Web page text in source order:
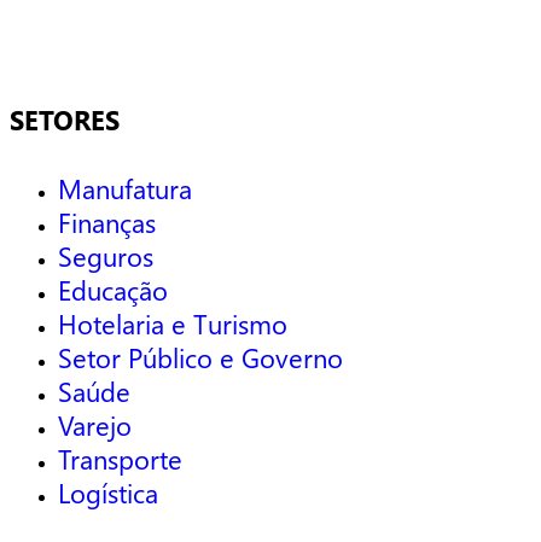
SETORES
Manufatura
Finanças
Seguros
Educação
Hotelaria e Turismo
Setor Público e Governo
Saúde
Varejo
Transporte
Logística